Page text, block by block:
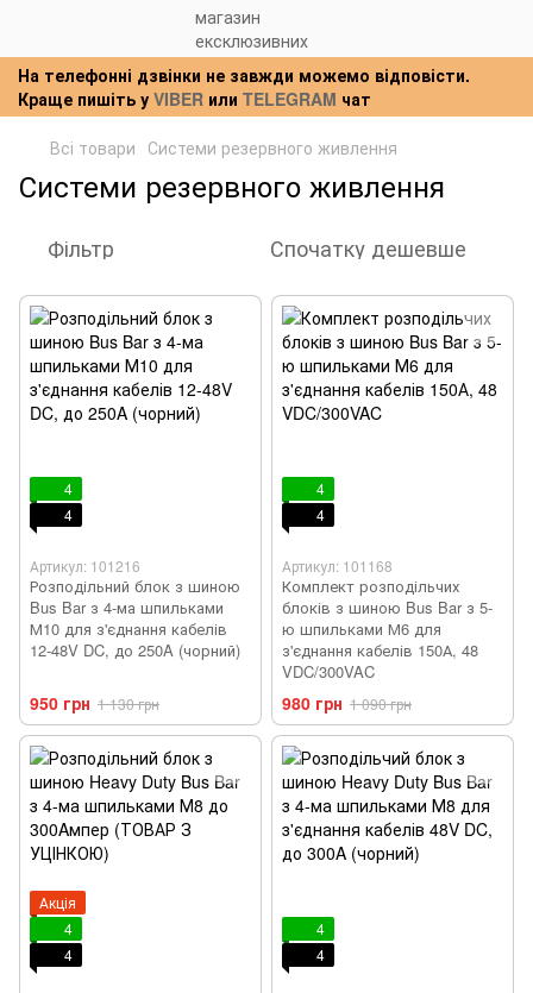
На телефонні дзвінки не завжди можемо відповісти.
Краще пишіть у VIBER или TELEGRAM чат
Всі товари Системи резервного живлення
Системи резервного живлення
Фільтр Спочатку дешевше
4
4
Артикул: 101216
Розподільний блок з шиною
Bus Bar з 4-ма шпильками
М10 для з'єднання кабелів
12-48V DC, до 250A (чорний)
950 грн 1 130 грн
4
4
Артикул: 101168
Комплект розподільчих
блоків з шиною Bus Bar з 5-
ю шпильками М6 для
з'єднання кабелів 150А, 48
VDC/300VAC
980 грн 1 090 грн
Акція
4
4
4
4